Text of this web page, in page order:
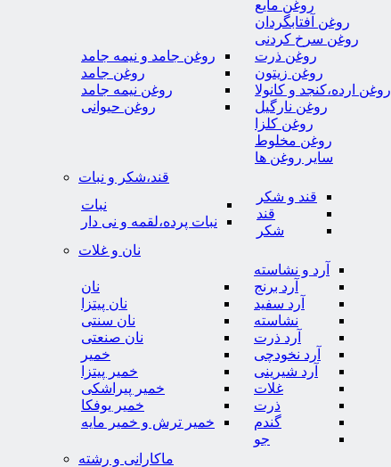
روغن مایع
روغن آفتابگردان
روغن سرخ کردنی
روغن ذرت
روغن زیتون
روغن ارده،کنجد و کانولا
روغن نارگیل
روغن کلزا
روغن مخلوط
سایر روغن ها
روغن جامد و نیمه جامد
روغن جامد
روغن نیمه جامد
روغن حیوانی
قند،شکر و نبات
قند و شکر
قند
شکر
نبات
نبات پرده،لقمه و نی دار
نان و غلات
آرد و نشاسته
آرد برنج
آرد سفید
نشاسته
آرد ذرت
آرد نخودچی
آرد شیرینی
غلات
ذرت
گندم
جو
نان
نان پیتزا
نان سنتی
نان صنعتی
خمیر
خمیر پیتزا
خمیر پیراشکی
خمیر یوفکا
خمیر ترش و خمیر مایه
ماکارانی و رشته